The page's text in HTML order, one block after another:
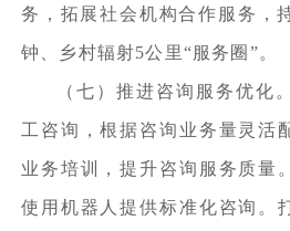
务，拓展社会机构合作服务，
钟、乡村辐射5公里“服务圈”。
（七）推进咨询服务优化
工咨询，根据咨询业务量灵活
业务培训，提升咨询服务质量
使用机器人提供标准化咨询。